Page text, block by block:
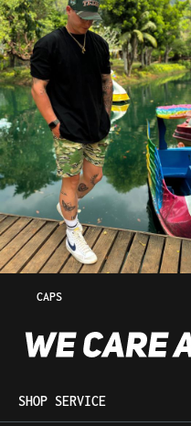
CAPS
SHOP SERVICE